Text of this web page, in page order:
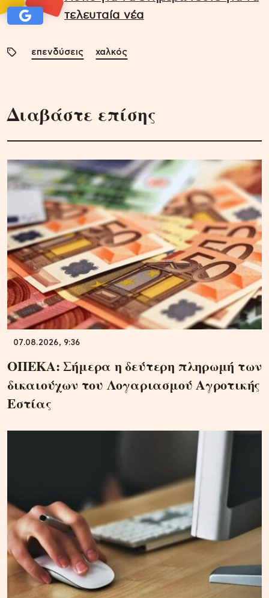
τελευταία νέα
επενδύσεις χαλκός
Διαβάστε επίσης
07.08.2026, 9:36
ΟΠΕΚΑ: Σήμερα η δεύτερη πληρωμή των
δικαιούχων του Λογαριασμού Αγροτικής
Εστίας